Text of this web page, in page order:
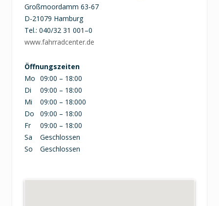
Großmoordamm 63-67
D-21079 Hamburg
Tel.: 040/32 31 001–0
www.fahrradcenter.de
Öffnungszeiten
Mo 09:00 – 18:00
Di
09:00 – 18:00
Mi
09:00 – 18:000
Do
09:00 – 18:00
Fr
09:00 – 18:00
Sa
Geschlossen
So
Geschlossen